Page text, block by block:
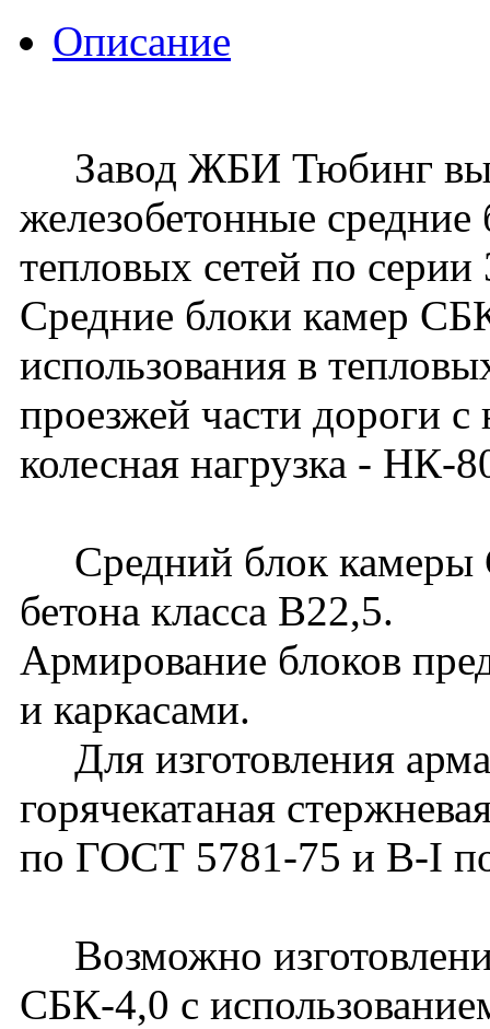
Описание
Завод ЖБИ Тюбинг
железобетонные
тепловых сетей по
Средние блоки камер
использования в
проезжей части дороги
колесная нагрузка - НК-
Средний блок камеры
бетона класса В22,5.
Армирование блоков
и каркасами.
Для изготовления
горячекатаная
по ГОСТ 5781-75 и В-I
Возможно
СБК-4,0 с